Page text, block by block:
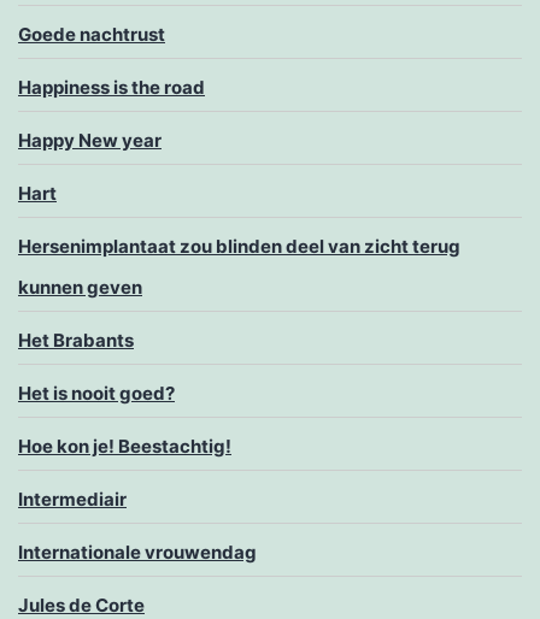
Goede nachtrust
Happiness is the road
Happy New year
Hart
Hersenimplantaat zou blinden deel van zicht terug
kunnen geven
Het Brabants
Het is nooit goed?
Hoe kon je! Beestachtig!
Intermediair
Internationale vrouwendag
Jules de Corte